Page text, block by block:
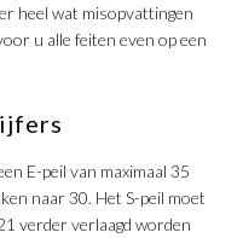
heel wat misopvattingen
u alle feiten even op een
E-peil van maximaal 35
naar 30. Het S-peil moet
verder verlaagd worden